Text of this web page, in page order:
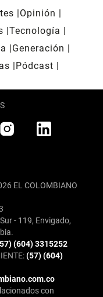
Opinión
Tecnología
Generación
Pódcast
EL COLOMBIANO
- 119, Envigado,
(604) 3315252
(57) (604)
con